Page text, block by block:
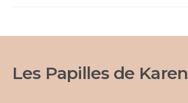
Les Papilles de Karen